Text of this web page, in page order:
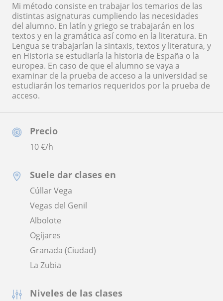
Precio
10€/h
Suele dar clases en
Cúllar Vega
Vegas del Genil
Albolote
Ogíjares
Granada (Ciudad)
La Zubia
Niveles de las clases
Mi método consiste en trabajar los temarios de las
distintas asignaturas cumpliendo las necesidades
del alumno. En latín y griego se trabajarán en los
textos y en la gramática así como en la literatura. En
Lengua se trabajarían la sintaxis, textos y literatura, y
en Historia se estudiaría la historia de España o la
europea. En caso de que el alumno se vaya a
examinar de la prueba de acceso a la universidad se
estudiarán los temarios requeridos por la prueba de
acceso.